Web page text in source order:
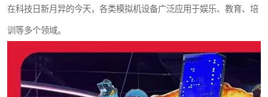
在科技日新月异的今天，各类模拟机设备广泛应用于娱乐、教育、培
训等多个领域。